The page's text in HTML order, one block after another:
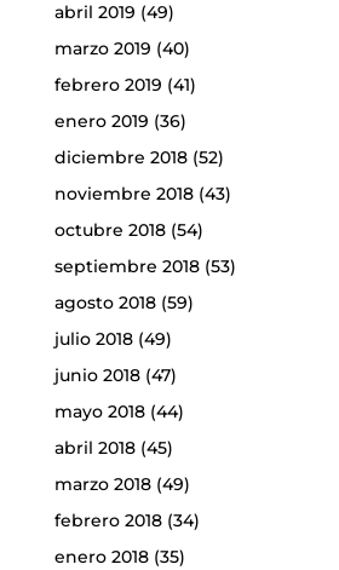
abril 2019 (49)
marzo 2019 (40)
febrero 2019 (41)
enero 2019 (36)
diciembre 2018(52)
noviembre 2018(43)
octubre 2018(54)
septiembre 2018(53)
agosto 2018(59)
julio 2018(49)
junio 2018(47)
mayo 2018(44)
abril 2018(45)
marzo 2018(49)
febrero 2018(34)
enero 2018(35)